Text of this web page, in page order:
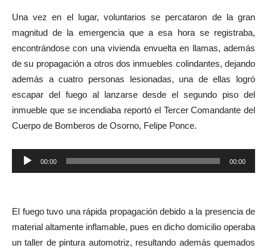
Una vez en el lugar, voluntarios se percataron de la gran
magnitud de la emergencia que a esa hora se registraba,
encontrándose con una vivienda envuelta en llamas, además
de su propagación a otros dos inmuebles colindantes, dejando
además a cuatro personas lesionadas, una de ellas logró
escapar del fuego al lanzarse desde el segundo piso del
inmueble que se incendiaba reportó el Tercer Comandante del
Cuerpo de Bomberos de Osorno, Felipe Ponce.
Reproductor
de
00:00 00:00
El fuego tuvo una rápida propagación debido a la presencia de
material altamente inflamable, pues en dicho domicilio operaba
un taller de pintura automotriz, resultando además quemados